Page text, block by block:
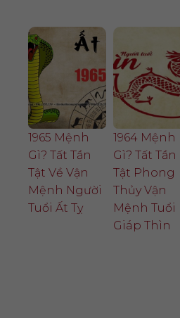
1965 Mệnh
Gì? Tất Tần
Tật Về Vận
Mệnh Người
Tuổi Ất Tỵ
1964 Mệnh
Gì? Tất Tần
Tật Phong
Thủy Vận
Mệnh Tuổi
Giáp Thìn